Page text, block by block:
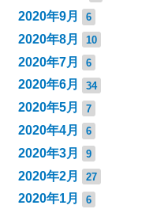
2020年9月 6
2020年8月 10
2020年7月 6
2020年6月 34
2020年5月 7
2020年4月 6
2020年3月 9
2020年2月 27
2020年1月 6